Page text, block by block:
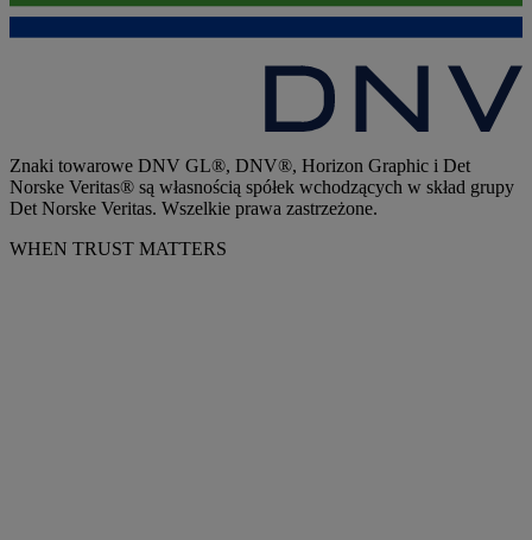
Znaki towarowe DNV GL®, DNV®, Horizon Graphic i Det
Norske Veritas® są własnością spółek wchodzących w skład grupy
Det Norske Veritas. Wszelkie prawa zastrzeżone.
WHEN TRUST MATTERS